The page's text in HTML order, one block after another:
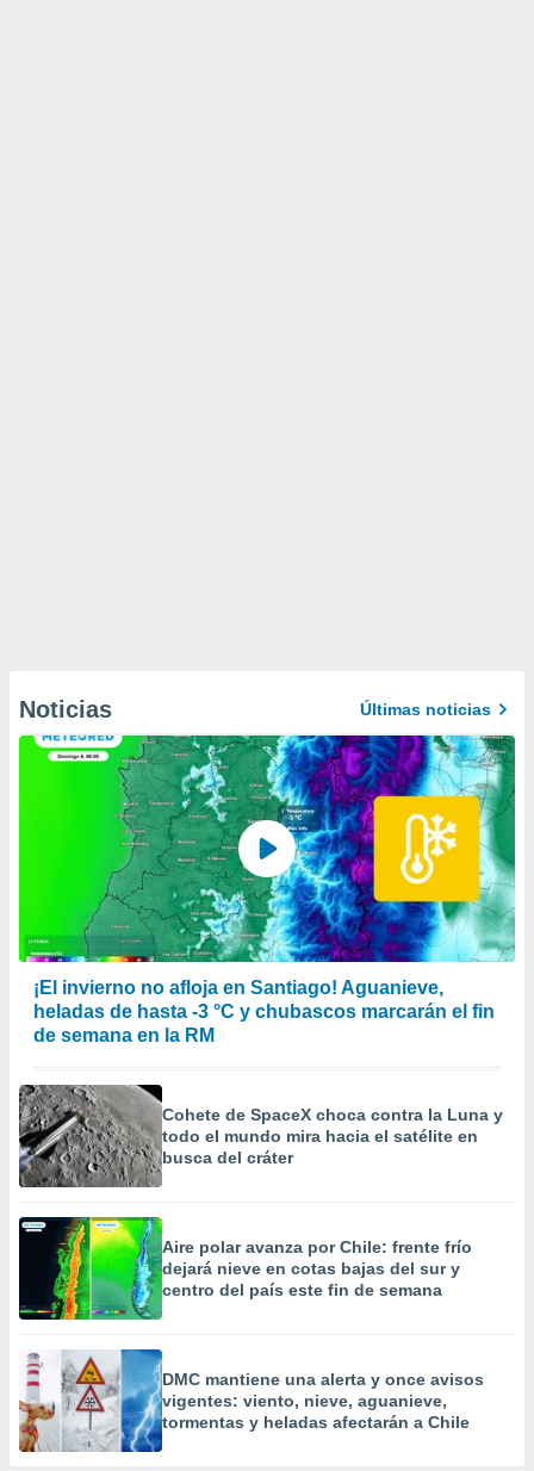
Noticias Últimas noticias
¡El invierno no afloja en Santiago! Aguanieve,
heladas de hasta -3 °C y chubascos marcarán el fin
de semana en la RM
Cohete de SpaceX choca contra la Luna y
todo el mundo mira hacia el satélite en
busca del cráter
Aire polar avanza por Chile: frente frío
dejará nieve en cotas bajas del sur y
centro del país este fin de semana
DMC mantiene una alerta y once avisos
vigentes: viento, nieve, aguanieve,
tormentas y heladas afectarán a Chile